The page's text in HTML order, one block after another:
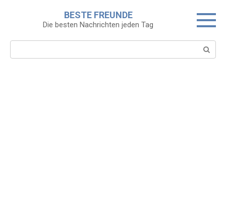
BESTE FREUNDE
Die besten Nachrichten jeden Tag
Search: